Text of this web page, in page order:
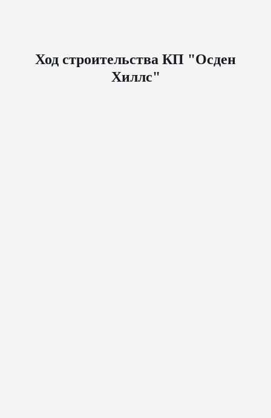
Ход строительства КП "Осден
Хиллс"